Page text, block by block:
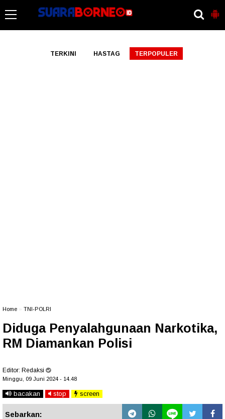
TERKINI HASTAG TERPOPULER
Home TNI-POLRI
Diduga Penyalahgunaan Narkotika,
RM Diamankan Polisi
Editor: Redaksi
Minggu, 09 Juni 2024 - 14.48
bacakan stop screen
Sebarkan: